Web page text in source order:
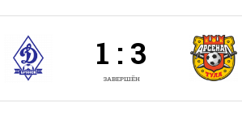
1 : 3
ЗАВЕРШЁН